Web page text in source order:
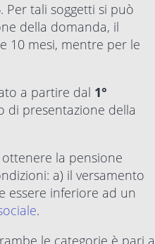
. Per tali soggetti si può
della domanda, il
10 mesi, mentre per le
a partire dal 1°
di presentazione della
la pensione
a) il versamento
essere inferiore ad un
.
le categorie è pari a